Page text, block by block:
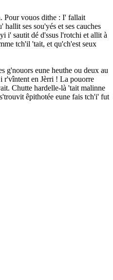
Pour vouos dithe : I' fallait
ses sou'yés et ses cauches
i' sautit dé d'ssus l'rotchi et allit à
tch'il 'tait, et qu'ch'est seux
g'nouors eune heuthe ou deux au
r'vîntent en Jèrri ! La pouorre
Chutte hardelle-là 'tait malinne
êpithotée eune fais tch'i' fut